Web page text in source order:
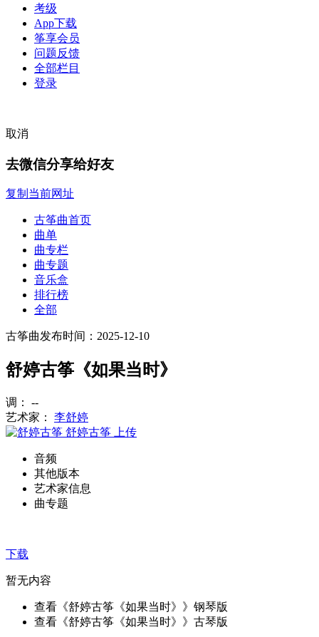
考级
App下载
筝享会员
问题反馈
全部栏目
登录
取消
去微信分享给好友
复制当前网址
古筝曲首页
曲单
曲专栏
曲专题
音乐盒
排行榜
全部
古筝曲发布时间：2025-12-10
舒婷古筝《如果当时》
调： --
艺术家： 李舒婷
舒婷古筝
上传
音频
其他版本
艺术家信息
曲专题
下载
暂无内容
查看《舒婷古筝《如果当时》》钢琴版
查看《舒婷古筝《如果当时》》古琴版